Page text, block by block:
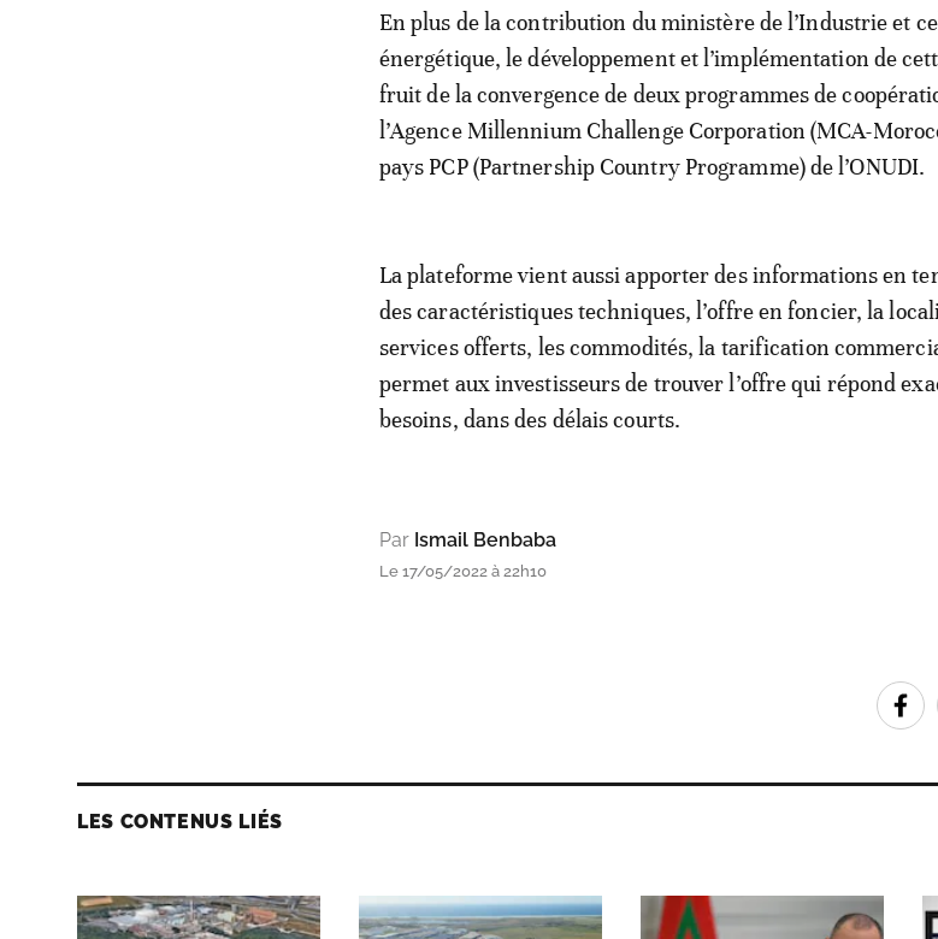
En plus de la contribution du ministère de l’Industrie et
énergétique, le développement et l’implémentation de
fruit de la convergence de deux programmes de
l’Agence Millennium Challenge Corporation (MCA-
pays PCP (Partnership Country Programme) de l’ONUDI.
La plateforme vient aussi apporter des informations en
des caractéristiques techniques, l’offre en foncier, la
services offerts, les commodités, la tarification
permet aux investisseurs de trouver l’offre qui répond
besoins, dans des délais courts.
Par Ismail Benbaba
Le 17/05/2022 à 22h10
LES CONTENUS LIÉS